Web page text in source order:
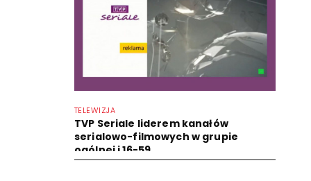
TELEWIZJA
TVP Seriale liderem kanałów
serialowo-filmowych w grupie
ogólnej i 16-59